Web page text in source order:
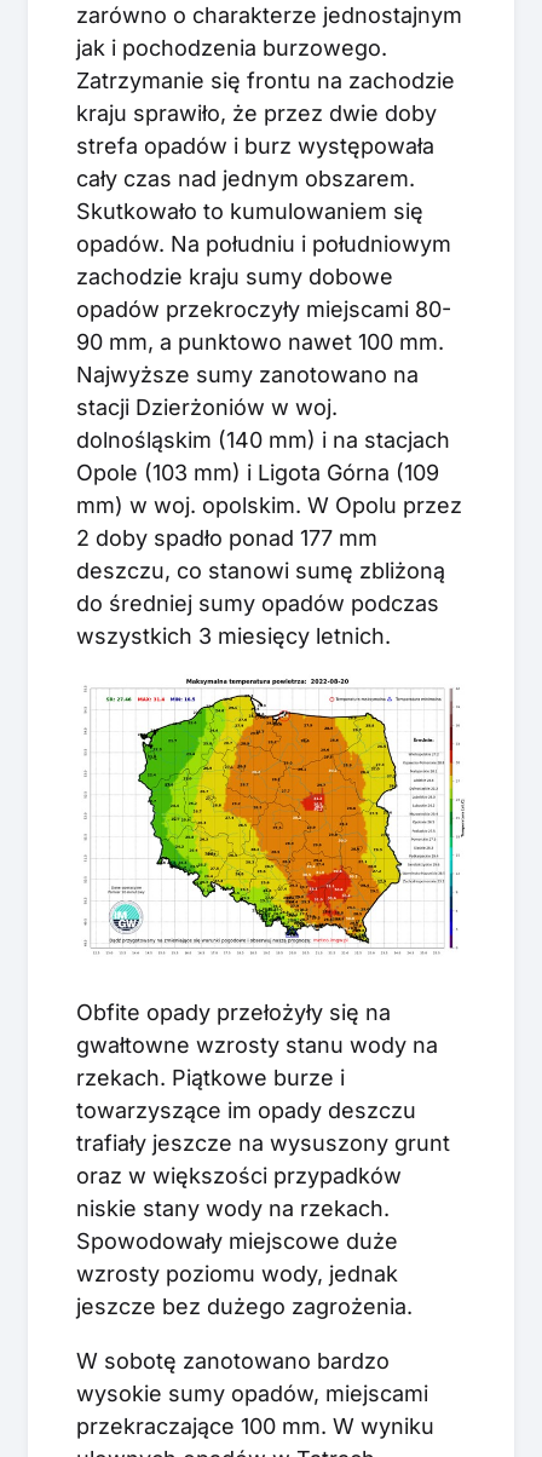
zarówno o charakterze jednostajnym
jak i pochodzenia burzowego.
Zatrzymanie się frontu na zachodzie
kraju sprawiło, że przez dwie doby
strefa opadów i burz występowała
cały czas nad jednym obszarem.
Skutkowało to kumulowaniem się
opadów. Na południu i południowym
zachodzie kraju sumy dobowe
opadów przekroczyły miejscami 80-
90 mm, a punktowo nawet 100 mm.
Najwyższe sumy zanotowano na
stacji Dzierżoniów w woj.
dolnośląskim (140 mm) i na stacjach
Opole (103 mm) i Ligota Górna (109
mm) w woj. opolskim. W Opolu przez
2 doby spadło ponad 177 mm
deszczu, co stanowi sumę zbliżoną
do średniej sumy opadów podczas
wszystkich 3 miesięcy letnich.
Obfite opady przełożyły się na
gwałtowne wzrosty stanu wody na
rzekach. Piątkowe burze i
towarzyszące im opady deszczu
trafiały jeszcze na wysuszony grunt
oraz w większości przypadków
niskie stany wody na rzekach.
Spowodowały miejscowe duże
wzrosty poziomu wody, jednak
jeszcze bez dużego zagrożenia.
W sobotę zanotowano bardzo
wysokie sumy opadów, miejscami
przekraczające 100 mm. W wyniku